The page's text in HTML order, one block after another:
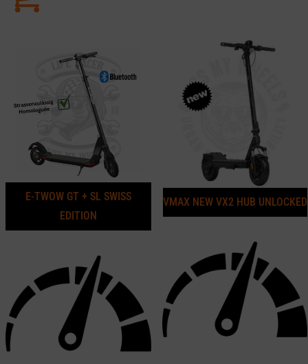
E-TWOW GT + SL SWISS
EDITION
VMAX NEW VX2 HUB UNLOCKED